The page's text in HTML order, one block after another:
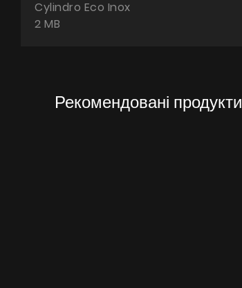
Cylindro Eco Inox
2 MB
Рекомендовані продукти